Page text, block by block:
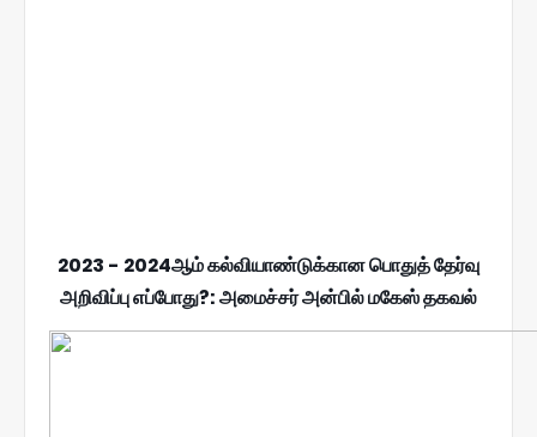
2023 - 2024ஆம் கல்வியாண்டுக்கான பொதுத் தேர்வு
அறிவிப்பு எப்போது?: அமைச்சர் அன்பில் மகேஸ் தகவல்